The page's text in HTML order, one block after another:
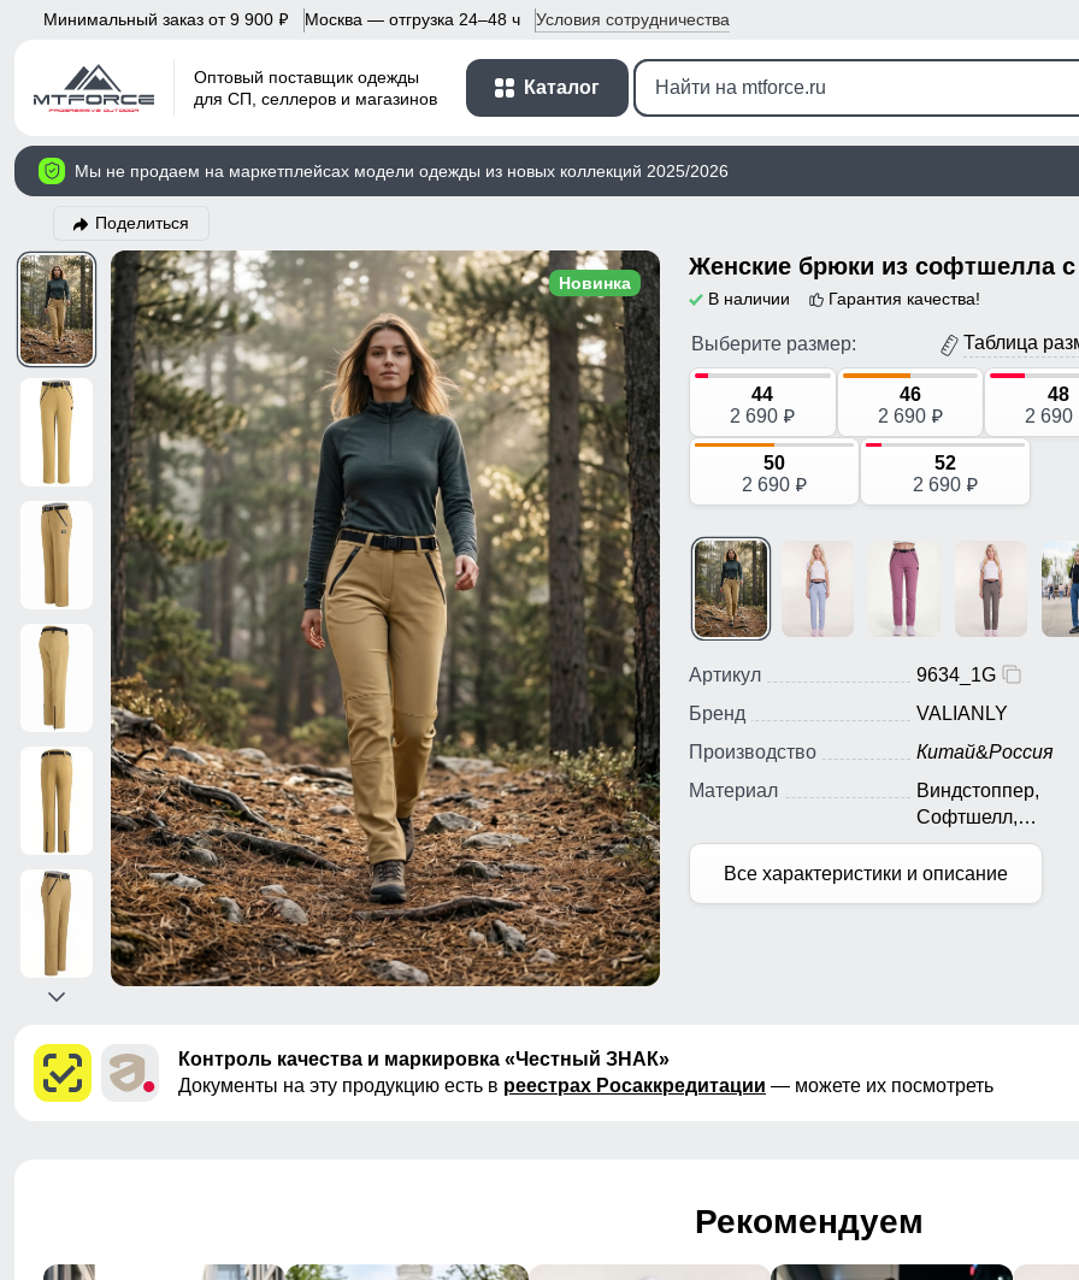
Минимальный заказ от 9 900 p Москва — отгрузка 24–48 ч Условия сотрудничества
Оптовый поставщик одежды
для СП, селлеров и магазинов
Каталог
Мы не продаем на маркетплейсах модели одежды из новых коллекций 2025/2026
Поделиться
Новинка
В наличии Гарантия качества!
Выберите размер: Таблица
44
2 690 p
46
2 690 p
48
2 690
50
2 690 p
52
2 690 p
Артикул
9634_1G
Бренд
VALIANLY
Производство
Китай&Россия
Материал
Виндстоппер,
Софтшелл,
Мембранный
Полиэстер
Все характеристики и описание
Контроль качества и маркировка «Честный ЗНАК»
Документы на эту продукцию есть в реестрах Росаккредитации — можете их посмотреть
Рекомендуем